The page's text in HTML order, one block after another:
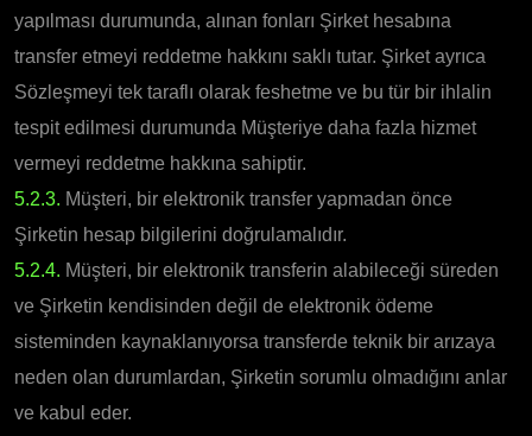
yapılması durumunda, alınan fonları Şirket hesabına
transfer etmeyi reddetme hakkını saklı tutar. Şirket ayrıca
Sözleşmeyi tek taraflı olarak feshetme ve bu tür bir ihlalin
tespit edilmesi durumunda Müşteriye daha fazla hizmet
vermeyi reddetme hakkına sahiptir.
5.2.3. Müşteri, bir elektronik transfer yapmadan önce
Şirketin hesap bilgilerini doğrulamalıdır.
5.2.4. Müşteri, bir elektronik transferin alabileceği süreden
ve Şirketin kendisinden değil de elektronik ödeme
sisteminden kaynaklanıyorsa transferde teknik bir arızaya
neden olan durumlardan, Şirketin sorumlu olmadığını anlar
ve kabul eder.